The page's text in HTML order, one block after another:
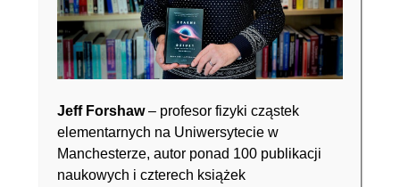
Jeff Forshaw– profesor fizyki cząstek
elementarnych na Uniwersytecie w
Manchesterze, autor ponad 100 publikacji
naukowych i czterech książek